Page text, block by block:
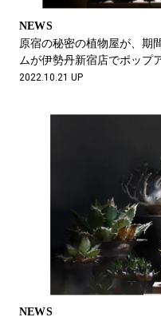
NEWS
原宿の秘密の植物屋が、期
ムが伊勢丹新宿店でポップ
2022.10.21 UP
NEWS